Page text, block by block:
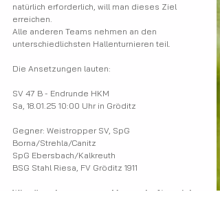
natürlich erforderlich, will man dieses Ziel
erreichen.
Alle anderen Teams nehmen an den
unterschiedlichsten Hallenturnieren teil.
Die Ansetzungen lauten:
SV 47 B - Endrunde HKM
Sa, 18.01.25 10:00 Uhr in Gröditz
Gegner: Weistropper SV, SpG
Borna/Strehla/Canitz
SpG Ebersbach/Kalkreuth
BSG Stahl Riesa, FV Gröditz 1911
Wir wünschen unseren Mannschaften viel